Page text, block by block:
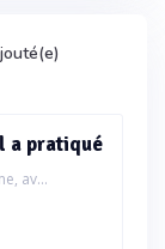
a pratiqué
av...